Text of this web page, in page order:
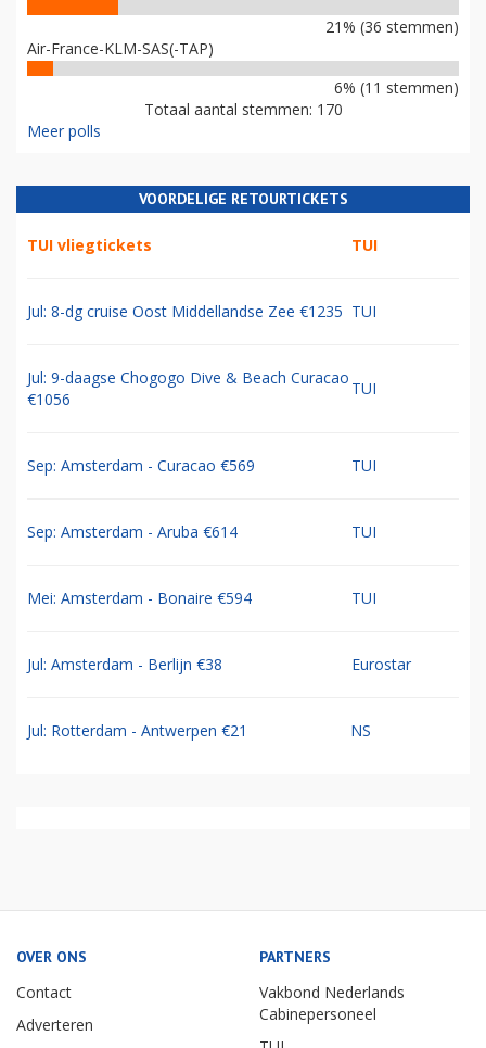
21% (36 stemmen)
Air-France-KLM-SAS(-TAP)
6% (11 stemmen)
Totaal aantal stemmen: 170
Meer polls
VOORDELIGE RETOURTICKETS
TUI vliegtickets TUI
Jul: 8-dg cruise Oost Middellandse Zee €1235 TUI
Jul: 9-daagse Chogogo Dive & Beach Curacao
€1056
TUI
Sep: Amsterdam - Curacao €569 TUI
Sep: Amsterdam - Aruba €614 TUI
Mei: Amsterdam - Bonaire €594 TUI
Jul: Amsterdam - Berlijn €38 Eurostar
Jul: Rotterdam - Antwerpen €21 NS
OVER ONS
Contact
Adverteren
PARTNERS
Vakbond Nederlands
Cabinepersoneel